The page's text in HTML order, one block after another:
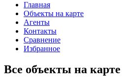
Главная
Объекты на карте
Агенты
Контакты
Сравнение
Избранное
Все объекты на карте